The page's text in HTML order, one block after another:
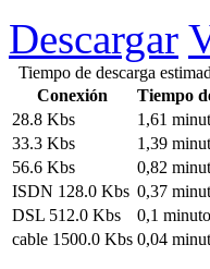
Descargar
Tiempo de descarga
Conexión
Tiempo
28.8 Kbs
1,61
33.3 Kbs
1,39
56.6 Kbs
0,82
ISDN 128.0 Kbs 0,37
DSL 512.0 Kbs
0,1
cable 1500.0 Kbs 0,04